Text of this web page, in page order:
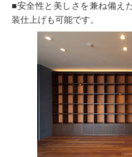
■安全性と美しさを兼ね備え
装仕上げも可能です。